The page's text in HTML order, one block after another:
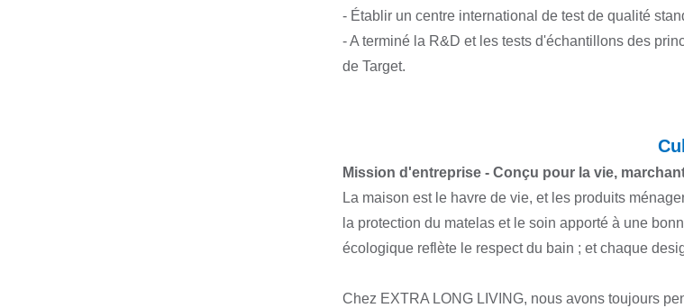
- Établir un centre international de test de qualité
- A terminé la R&D et les tests d'échantillons des
de Target.
Mission d'entreprise - Conçu pour la vie,
La maison est le havre de vie, et les produits
la protection du matelas et le soin apporté à une
écologique reflète le respect du bain ; et chaque
Chez EXTRA LONG LIVING, nous avons toujours